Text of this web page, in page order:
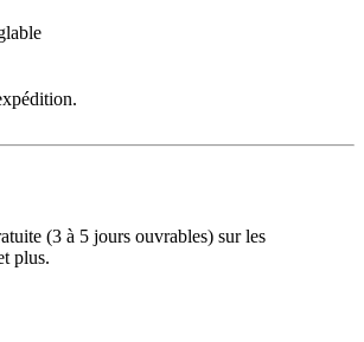
(3 à 5 jours ouvrables) sur les
plus.